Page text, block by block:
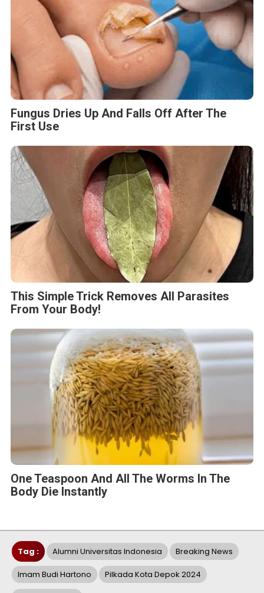
Fungus Dries Up And Falls Off After The
First Use
This Simple Trick Removes All Parasites
From Your Body!
One Teaspoon And All The Worms In The
Body Die Instantly
Tag : Alumni Universitas Indonesia Breaking News
Imam Budi Hartono Pilkada Kota Depok 2024